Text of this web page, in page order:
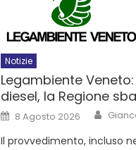
Notizie
Legambiente
diesel, la Regione
8 Agosto 2026
Il provvedimento, incluso